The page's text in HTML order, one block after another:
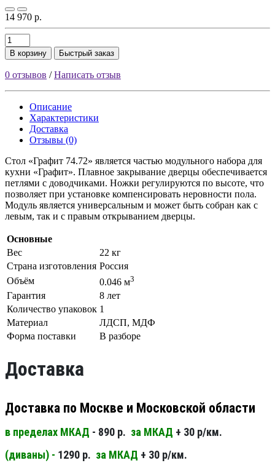
14 970 р.
В корзину Быстрый заказ
0 отзывов /Написать отзыв
Описание
Характеристики
Доставка
Отзывы (0)
Стол «Графит 74.72» является частью модульного набора для
кухни «Графит». Плавное закрывание дверцы обеспечивается
петлями с доводчиками. Ножки регулируются по высоте, что
позволяет при установке компенсировать неровности пола.
Модуль является универсальным и может быть собран как с
левым, так и с правым открыванием дверцы.
Основные
Вес
22 кг
Страна изготовления Россия
Объём
0.046 м3
Гарантия
8 лет
Количество упаковок 1
Материал
ЛДСП, МДФ
Форма поставки
В разборе
Доставка
Доставка по Москве и Московской области
в пределах МКАД - 890 р. за МКАД + 30 р/км.
(диваны) - 1290 р. за МКАД + 30 р/км.